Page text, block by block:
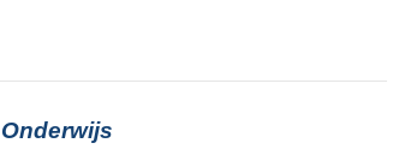
Onderwijs